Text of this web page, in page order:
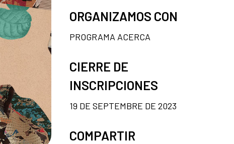
ORGANIZAMOS CON
PROGRAMA ACERCA
CIERRE DE
INSCRIPCIONES
19 DE SEPTEMBRE DE 2023
COMPARTIR